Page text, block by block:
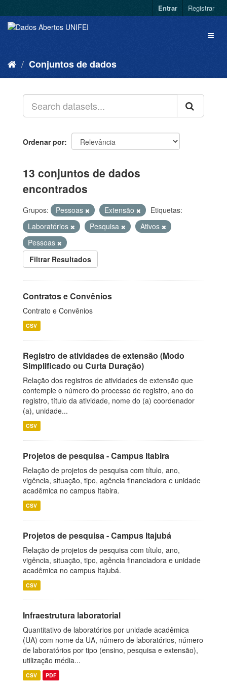
Entrar Registrar
Conjuntos de dados
Ordenar por
13 conjuntos de dados
encontrados
Grupos: Pessoas Extensão
Etiquetas:
Laboratórios
Pesquisa
Ativos
Pessoas
Filtrar Resultados
Contratos e Convênios
Contrato e Convênios
CSV
Registro de atividades de extensão (Modo
Simplificado ou Curta Duração)
Relação dos registros de atividades de extensão que
contemple o número do processo de registro, ano do
registro, título da atividade, nome do (a) coordenador
(a), unidade...
CSV
Projetos de pesquisa - Campus Itabira
Relação de projetos de pesquisa com título, ano,
vigência, situação, tipo, agência financiadora e unidade
acadêmica no campus Itabira.
CSV
Projetos de pesquisa - Campus Itajubá
Relação de projetos de pesquisa com título, ano,
vigência, situação, tipo, agência financiadora e unidade
acadêmica no campus Itajubá.
CSV
Infraestrutura laboratorial
Quantitativo de laboratórios por unidade acadêmica
(UA) com nome da UA, número de laboratórios, número
de laboratórios por tipo (ensino, pesquisa e extensão),
utilização média...
CSV PDF